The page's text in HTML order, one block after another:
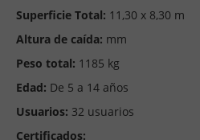
Superficie Total: 11,30 x 8,30 m
Altura de caída: mm
Peso total: 1185 kg
Edad: De 5 a 14 años
Usuarios: 32 usuarios
Certificados: